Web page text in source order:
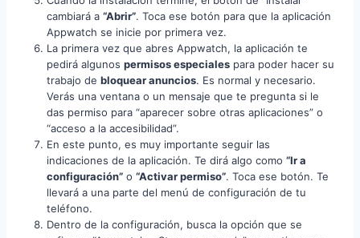
cambiará a “Abrir”. Toca ese botón para que la aplicación
Appwatch se inicie por primera vez.
La primera vez que abres Appwatch, la aplicación te
pedirá algunos permisos especiales para poder hacer su
trabajo de bloquear anuncios. Es normal y necesario.
Verás una ventana o un mensaje que te pregunta si le
das permiso para “aparecer sobre otras aplicaciones” o
“acceso a la accesibilidad”.
En este punto, es muy importante seguir las
indicaciones de la aplicación. Te dirá algo como “Ir a
configuración” o “Activar permiso”. Toca ese botón. Te
llevará a una parte del menú de configuración de tu
teléfono.
Dentro de la configuración, busca la opción que se